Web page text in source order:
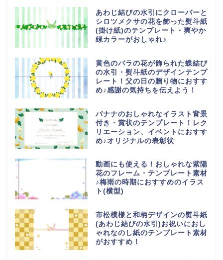
あわじ結びの水引にクローバーと
シロツメクサの花を飾った熨斗紙
(掛け紙)のテンプレート・爽やか
緑カラーがおしゃれ♪
黄色のバラの花が飾られた蝶結び
の水引・熨斗紙のデザインテンプ
レート！父の日の贈り物におすす
め♪感謝の気持ちを伝えよう！
バナナのおしゃれなイラスト背景
付き・賞状のテンプレート！レク
リエーション、イベントにおすす
め♪オリジナルの表彰状
動画にも使える！おしゃれな紫陽
花のフレーム・テンプレート素材
♪梅雨の時期におすすめのイラス
ト(横型)
市松模様と和柄デザインの熨斗紙
(あわじ結びの水引)お祝いにおし
ゃれなのし紙のテンプレート素材
がおすすめ！